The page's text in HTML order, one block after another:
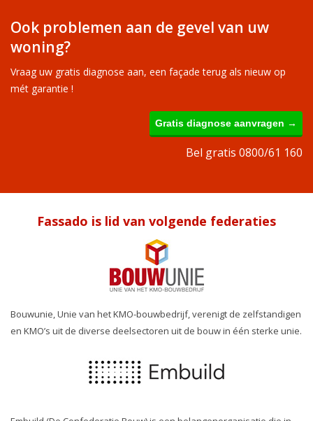
Ook problemen aan de gevel van uw
woning?
Vraag uw gratis diagnose aan, een façade terug als nieuw op
mét garantie !
Gratis diagnose aanvragen →
Bel gratis 0800/61 160
Fassado is lid van volgende federaties
Bouwunie, Unie van het KMO-bouwbedrijf, verenigt de zelfstandigen
en KMO’s uit de diverse deelsectoren uit de bouw in één sterke unie.